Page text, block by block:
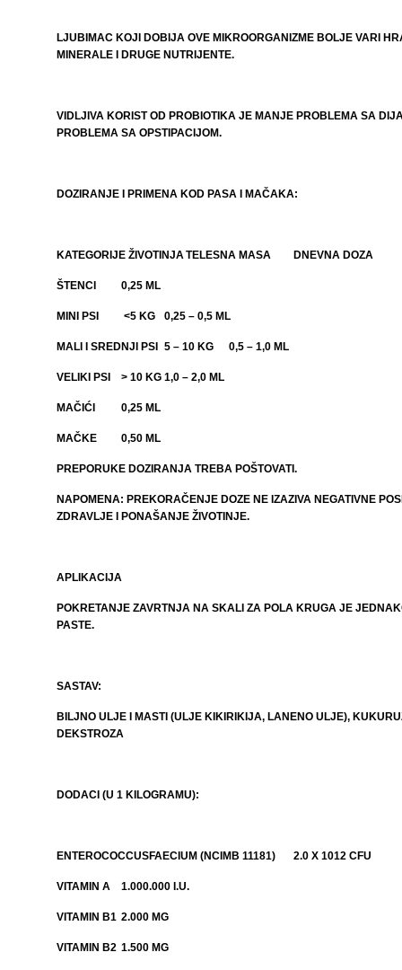
LJUBIMAC KOJI DOBIJA OVE MIKROORGANIZME BOLJE VARI
MINERALE I DRUGE NUTRIJENTE.
VIDLJIVA KORIST OD PROBIOTIKA JE MANJE PROBLEMA SA
PROBLEMA SA OPSTIPACIJOM.
DOZIRANJE I PRIMENA KOD PASA I MAČAKA:
KATEGORIJE ŽIVOTINJA TELESNA MASA DNEVNA DOZA
ŠTENCI 0,25 ML
MINI PSI <5 KG 0,25 – 0,5 ML
MALI I SREDNJI PSI 5 – 10 KG 0,5 – 1,0 ML
VELIKI PSI > 10 KG 1,0 – 2,0 ML
MAČIĆI 0,25 ML
MAČKE 0,50 ML
PREPORUKE DOZIRANJA TREBA POŠTOVATI.
NAPOMENA: PREKORAČENJE DOZE NE IZAZIVA NEGATIVNE
ZDRAVLJE I PONAŠANJE ŽIVOTINJE.
APLIKACIJA
POKRETANJE ZAVRTNJA NA SKALI ZA POLA KRUGA JE
PASTE.
SASTAV:
BILJNO ULJE I MASTI (ULJE KIKIRIKIJA, LANENO ULJE),
DEKSTROZA
DODACI (U 1 KILOGRAMU):
ENTEROCOCCUSFAECIUM (NCIMB 11181) 2.0 X 1012 CFU
VITAMIN A 1.000.000 I.U.
VITAMIN B1 2.000 MG
VITAMIN B2 1.500 MG